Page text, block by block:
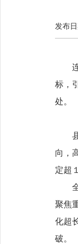
发布
标，
处。
向，
定超
聚焦
化超
破。